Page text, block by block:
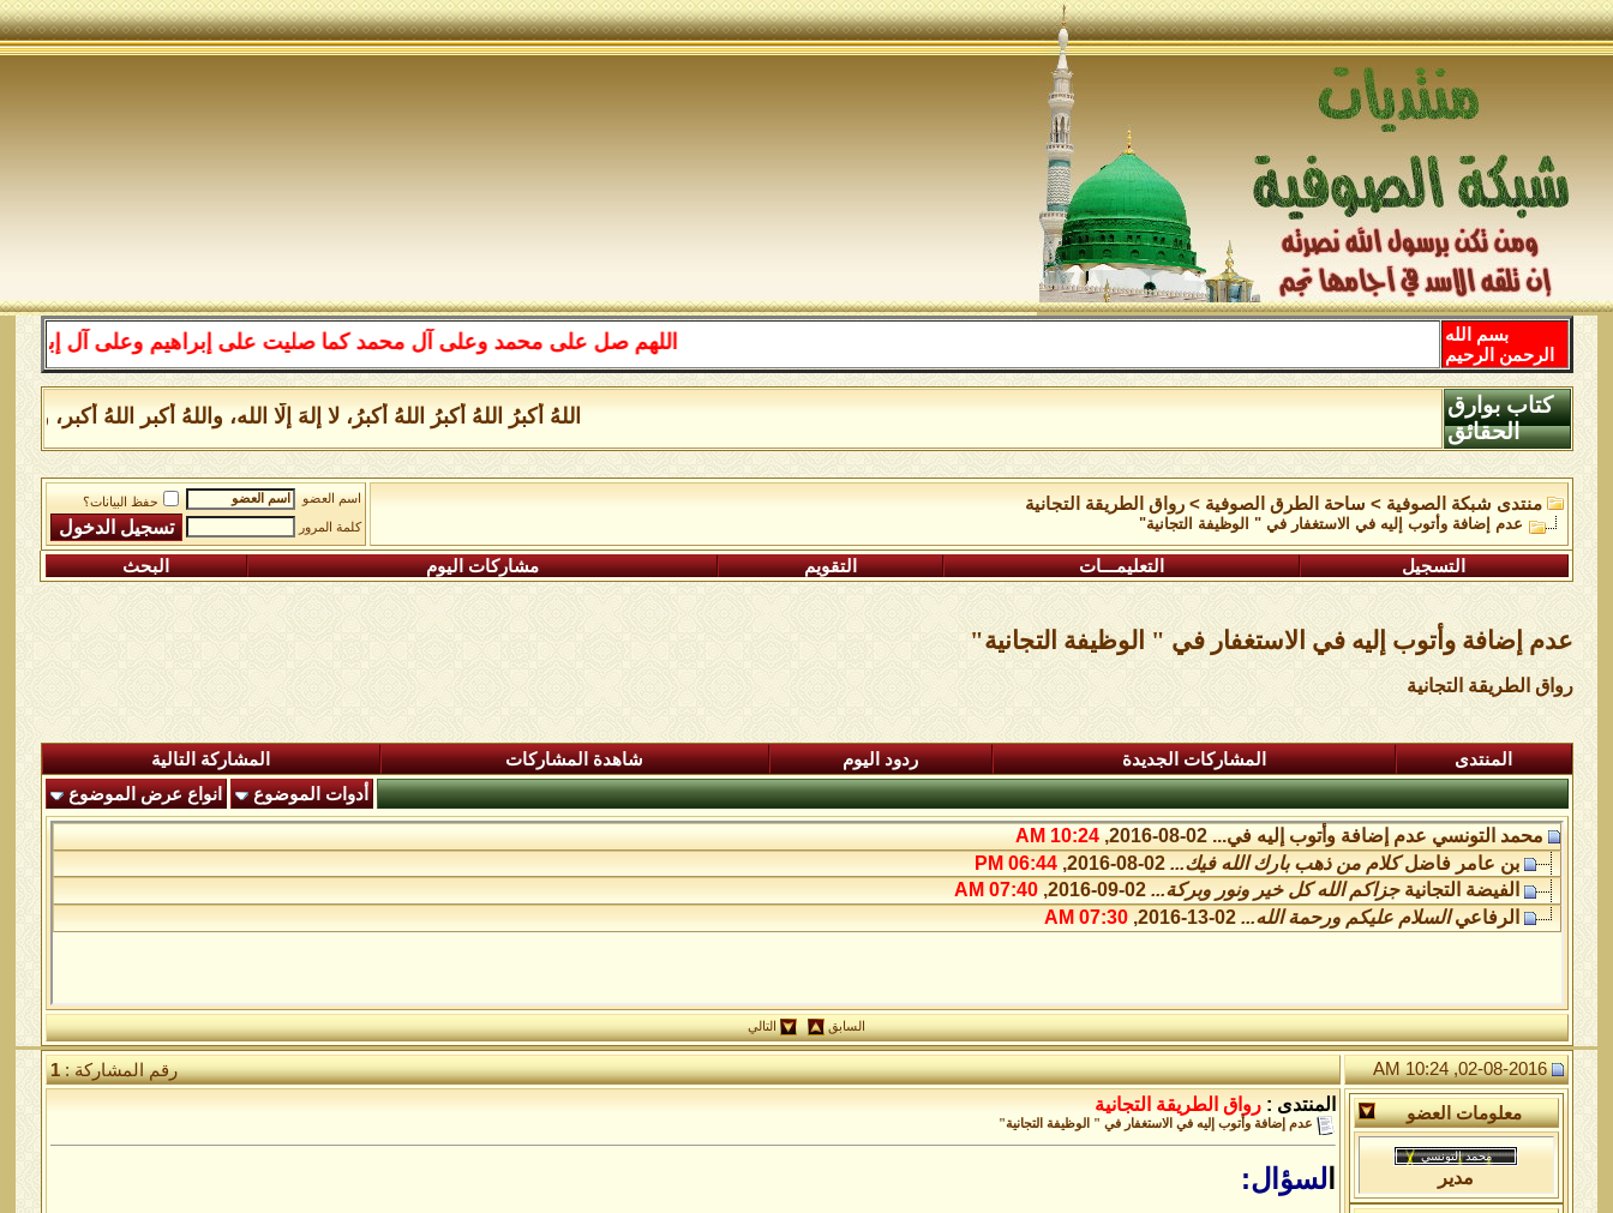
اللهم صل على محمد وعلى آل محمد كما صليت على إبراهيم وعلى آل إبراهيم
بسم الله
الرحمن الرحيم
اللهُ أكبرُ اللهُ أكبرُ اللهُ أكبرُ، لا إلهَ إلَّا الله، واللهُ أكبر اللهُ
كتاب بوارق
الحقائق
منتدى شبكة الصوفية > ساحة الطرق الصوفية >رواق الطريقة التجانية
عدم إضافة وأتوب إليه في الاستغفار في " الوظيفة التجانية"
اسم العضو
حفظ البيانات؟
كلمة المرور
التسجيل التعليمـــات التقويم مشاركات اليوم البحث
عدم إضافة وأتوب إليه في الاستغفار في " الوظيفة التجانية"
رواق الطريقة التجانية
المنتدى المشاركات الجديدة ردود اليوم شاهدة المشاركات
المشاركة التالية
أدوات الموضوع
انواع عرض الموضوع
محمد التونسي عدم إضافة وأتوب إليه في...02-08-2016,
10:24 AM
بن عامر فاضل كلام من ذهب بارك الله فيك... 02-08-2016,
06:44 PM
الفيضة التجانية جزاكم الله كل خير ونور وبركة... 02-09-2016,
07:40 AM
الرفاعي السلام عليكم ورحمة الله... 02-13-2016,
07:30 AM
السابق التالي
02-08-2016, 10:24 AM رقم المشاركة :1
معلومات العضو
مدير
المنتدى : رواق الطريقة التجانية
عدم إضافة وأتوب إليه في الاستغفار في " الوظيفة التجانية"
لسؤال: